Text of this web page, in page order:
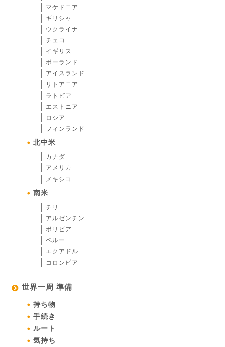
マケドニア
ギリシャ
ウクライナ
チェコ
イギリス
ポーランド
アイスランド
リトアニア
ラトビア
エストニア
ロシア
フィンランド
北中米
カナダ
アメリカ
メキシコ
南米
チリ
アルゼンチン
ボリビア
ペルー
エクアドル
コロンビア
世界一周 準備
持ち物
手続き
ルート
気持ち